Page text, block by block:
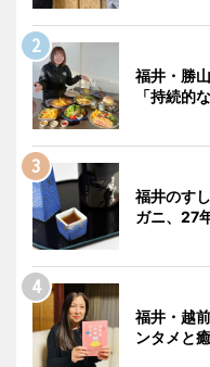
福井・勝
「持続的
福井のす
ガニ、27
福井・越
ンタメと